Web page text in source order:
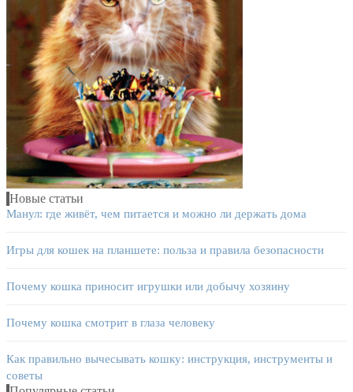
Новые статьи
Манул: где живёт, чем питается и можно ли держать дома
Игры для кошек на планшете: польза и правила безопасности
Почему кошка приносит игрушки или добычу хозяину
Почему кошка смотрит в глаза человеку
Как правильно вычесывать кошку: инструкция, инструменты и
советы